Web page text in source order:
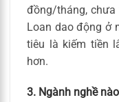
đồng/tháng,
Loan dao động ở
tiêu là kiếm tiền
hơn.
3. Ngành nghề